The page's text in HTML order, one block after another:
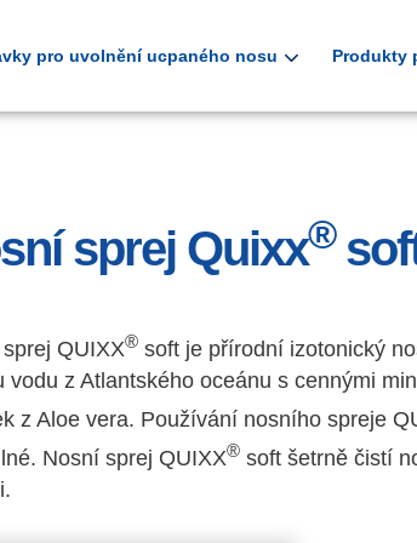
pro uvolnění ucpaného nosu Produkty
sprej Quixx®
QUIXX® soft je přírodní izotonický
vodu z Atlantského oceánu s cennými
z Aloe vera. Používání nosního spreje
Nosní sprej QUIXX® soft šetrně čistí